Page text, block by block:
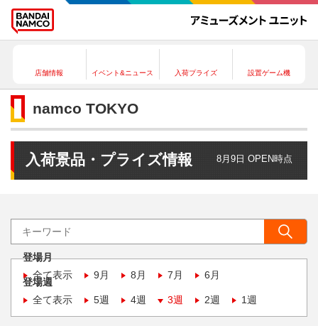
店舗情報 イベント&ニュース 入荷プライズ 設置ゲーム機
namco TOKYO
入荷景品・プライズ情報 8月9日 OPEN時点
登場月
全て表示
9月 8月 7月 6月
登場週
全て表示
5週 4週 3週 2週 1週